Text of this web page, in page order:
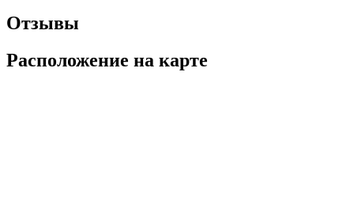
Отзывы
Расположение на карте